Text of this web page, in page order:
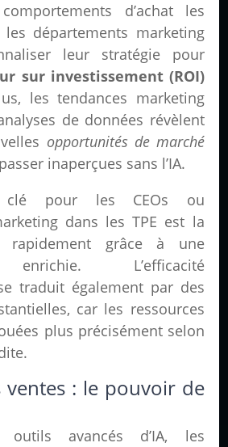
d’achat les
départements marketing
leur stratégie pour
sur investissement (ROI)
les tendances marketing
de données révèlent
opportunités de marché
inaperçues sans l’IA.
clé pour les CEOs ou
dans les TPE est la
rapidement grâce à une
L’efficacité
traduit également par des
car les ressources
plus précisément selon
ventes : le pouvoir de
avancés d’IA, les